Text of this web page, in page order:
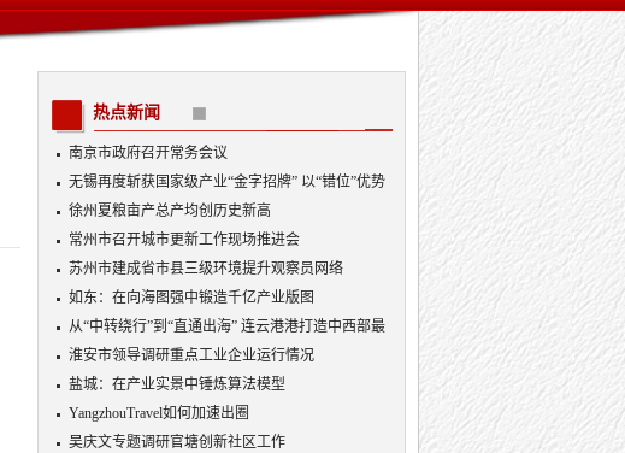
热点新闻
南京市政府召开常务会议
无锡再度斩获国家级产业“金字招牌” 以“错位”优势
入局AI顶层赛道
徐州夏粮亩产总产均创历史新高
常州市召开城市更新工作现场推进会
苏州市建成省市县三级环境提升观察员网络
如东：在向海图强中锻造千亿产业版图
从“中转绕行”到“直通出海” 连云港港打造中西部最
优出海口
淮安市领导调研重点工业企业运行情况
盐城：在产业实景中锤炼算法模型
YangzhouTravel如何加速出圈
吴庆文专题调研官塘创新社区工作